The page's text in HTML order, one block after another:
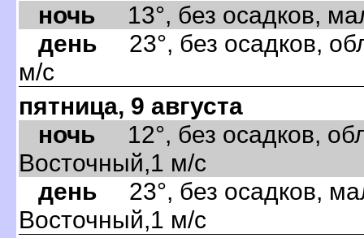
ночь 13°, без осадков,
день 23°, без осадков,
м/с
пятница, 9 августа
ночь 12°, без осадков,
Восточный,1 м/с
день 23°, без осадков,
Восточный,1 м/с